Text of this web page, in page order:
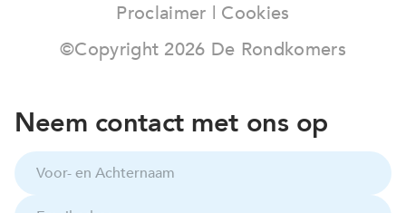
Proclaimer | Cookies
©Copyright 2026 De Rondkomers
Neem contact met ons op
V
o
o
E